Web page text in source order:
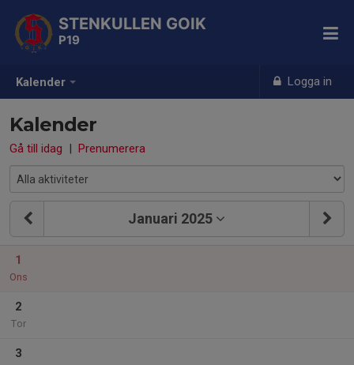
Kalender Logga in
STENKULLEN GOIK
P19
Kalender
Gå till idag | Prenumerera
Januari 2025
1
Ons
2
Tor
3